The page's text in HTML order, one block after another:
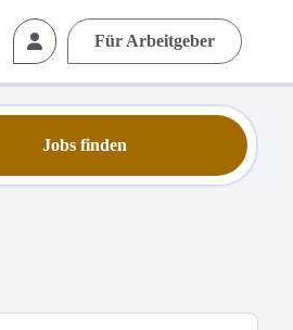
Für Arbeitgeber
Jobs finden